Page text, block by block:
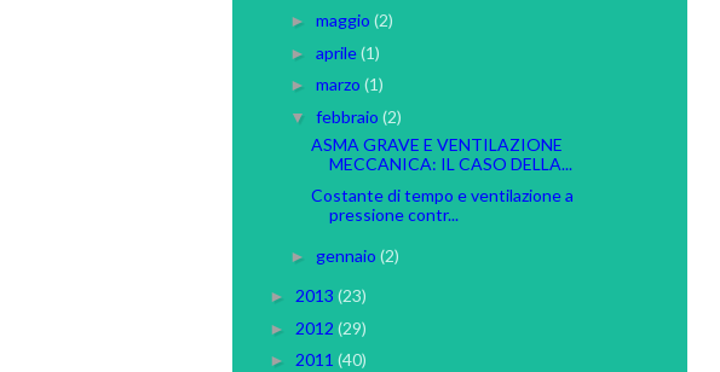
► maggio (2)
► aprile(1)
► marzo (1)
▼ febbraio (2)
ASMA GRAVE E VENTILAZIONE
MECCANICA: IL CASO DELLA...
Costante di tempo e ventilazione a
pressione contr...
► gennaio (2)
► 2013 (23)
► 2012 (29)
► 2011 (40)